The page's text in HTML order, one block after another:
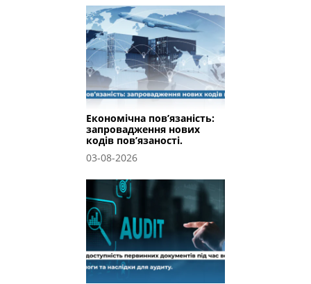
Економічна пов’язаність:
запровадження нових
кодів пов’язаності.
03-08-2026